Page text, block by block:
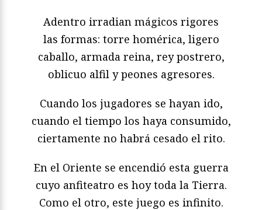
Adentro irradian mágicos rigores
las formas: torre homérica, ligero
caballo, armada reina, rey postrero,
oblicuo alfil y peones agresores.
Cuando los jugadores se hayan ido,
cuando el tiempo los haya consumido,
ciertamente no habrá cesado el rito.
En el Oriente se encendió esta guerra
cuyo anfiteatro es hoy toda la Tierra.
Como el otro, este juego es infinito.